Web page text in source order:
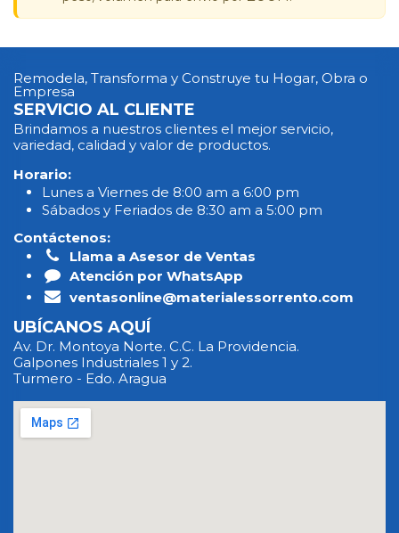
Remodela, Transforma y Construye tu Hogar, Obra o
Empresa
SERVICIO AL CLIENTE
Brindamos a nuestros clientes el mejor servicio,
variedad, calidad y valor de productos.
Horario:
Lunes a Viernes de 8:00 am a 6:00 pm
Sábados y Feriados de 8:30 am a 5:00 pm
Contáctenos:
Llama a Asesor de Ventas
Atención por WhatsApp
ventasonline@materialessorrento.com
UBÍCANOS AQUÍ
Av. Dr. Montoya Norte. C.C. La Providencia.
Galpones Industriales 1 y 2.
Turmero - Edo. Aragua